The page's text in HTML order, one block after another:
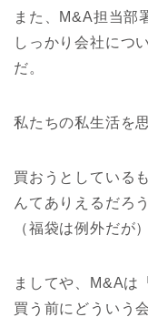
また、M&A担当部
しっかり会社につ
だ。
私たちの私生活を
買おうとしている
んてありえるだろう
（福袋は例外だが）
ましてや、M&Aは
買う前にどういう